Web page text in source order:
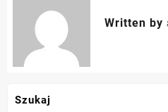
Written by
Szukaj